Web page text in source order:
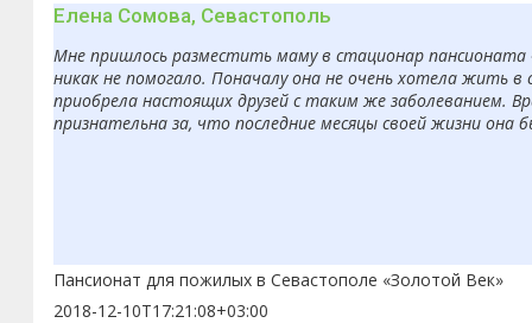
Елена Сомова, Севастополь
Мне пришлось разместить маму в стационар пансионата
никак не помогало. Поначалу она не очень хотела жить
приобрела настоящих друзей с таким же заболеванием.
признательна за, что последние месяцы своей жизни
Пансионат для пожилых в Севастополе «Золотой Век»
2018-12-10T17:21:08+03:00